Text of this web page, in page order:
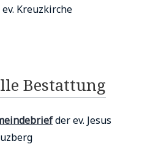
Kreuzkirche
Bestattung
der ev. Jesus